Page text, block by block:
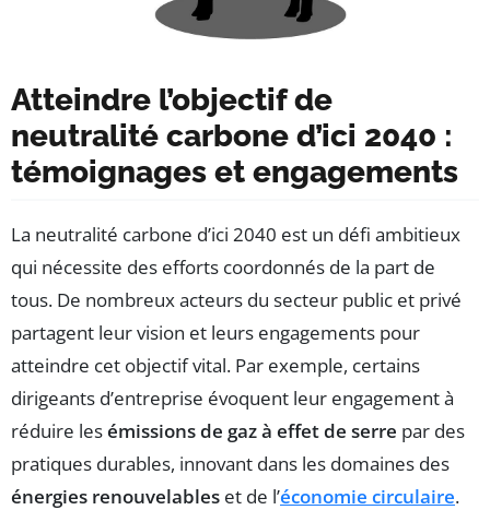
Atteindre l’objectif de
neutralité carbone d’ici 2040 :
témoignages et engagements
La neutralité carbone d’ici 2040 est un défi ambitieux
qui nécessite des efforts coordonnés de la part de
tous. De nombreux acteurs du secteur public et privé
partagent leur vision et leurs engagements pour
atteindre cet objectif vital. Par exemple, certains
dirigeants d’entreprise évoquent leur engagement à
réduire lesémissions de gaz à effet de serre par des
pratiques durables, innovant dans les domaines des
énergies renouvelables et de l’économie circulaire.